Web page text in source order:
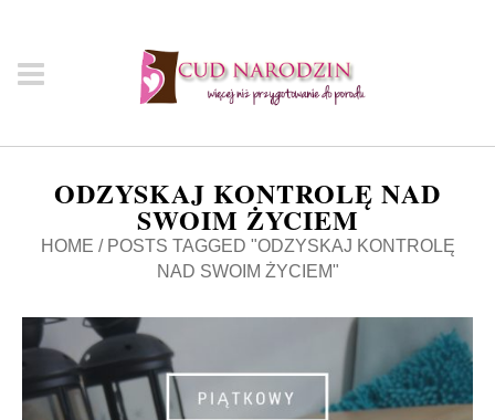
ODZYSKAJ KONTROLĘ NAD
SWOIM ŻYCIEM
HOME / POSTS TAGGED "ODZYSKAJ KONTROLĘ
NAD SWOIM ŻYCIEM"